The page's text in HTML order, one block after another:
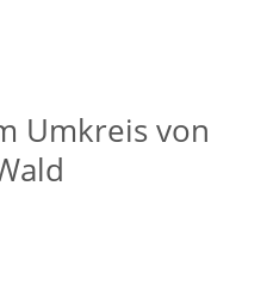
Umkreis von